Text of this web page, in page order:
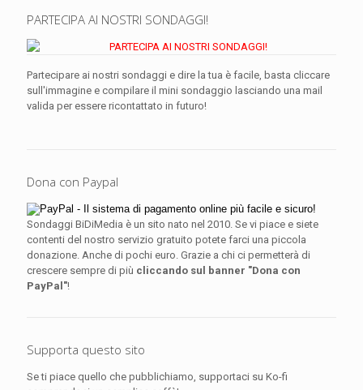
PARTECIPA AI NOSTRI SONDAGGI!
Partecipare ai nostri sondaggi e dire la tua è facile, basta cliccare
sull'immagine e compilare il mini sondaggio lasciando una mail
valida per essere ricontattato in futuro!
Dona con Paypal
Sondaggi BiDiMedia è un sito nato nel 2010. Se vi piace e siete
contenti del nostro servizio gratuito potete farci una piccola
donazione. Anche di pochi euro. Grazie a chi ci permetterà di
crescere sempre di più cliccando sul banner "Dona con
PayPal"!
Supporta questo sito
Se ti piace quello che pubblichiamo, supportaci su Ko-fi